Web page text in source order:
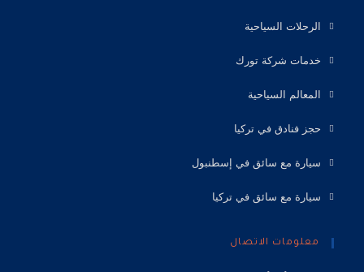
الرحلات السياحية
خدمات شركة تورك
المعالم السياحية
حجز فنادق في تركيا
سيارة مع سائق في إسطنبول
سيارة مع سائق في تركيا
معلومات الاتصال